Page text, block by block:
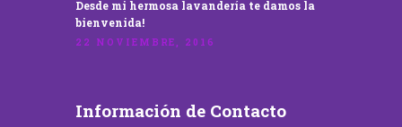
Desde mi hermosa lavandería te damos la
bienvenida!
22 NOVIEMBRE, 2016
Información de Contacto